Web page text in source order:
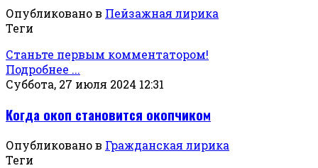
Опубликовано в Пейзажная лирика
Теги
Станьте первым комментатором!
Подробнее ...
Суббота, 27 июля 2024 12:31
Когда окоп становится окопчиком
Опубликовано в Гражданская лирика
Теги